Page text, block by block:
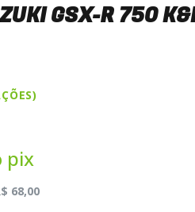
GSX-R 750
pix
68,00